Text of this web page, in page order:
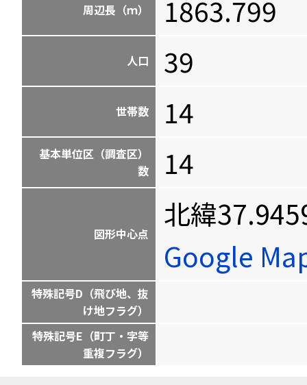
周辺長（ｍ） 1863.799
人口 39
世帯数 14
基本単位区（調査区）
数
14
図形中心点
北緯
Google
特殊記号D（飛び地、抜
け地フラグ）
特殊記号E（町丁・字等
重複フラグ）